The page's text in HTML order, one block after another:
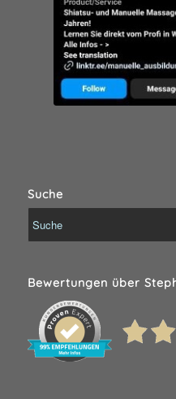
Suche
Bewertungen über